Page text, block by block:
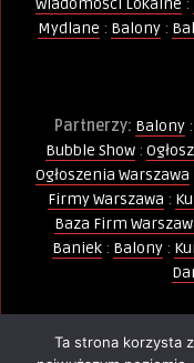
Wiadomości Lokalne :
Mydlane : Balony:
Partnerzy: Balony:
Bubble Show:
Ogłoszenia Warszawa
Firmy Warszawa :
Baza Firm
Baniek : Balony :
Wszelkie Prawa
Ta strona korzysta